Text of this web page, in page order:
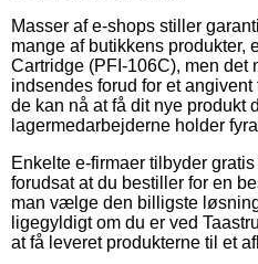
Masser af e-shops stiller
mange af butikkens produkter,
Cartridge (PFI-106C), men det
indsendes forud for et
de kan nå at få dit nye produkt
lagermedarbejderne holder
Enkelte e-firmaer tilbyder
forudsat at du bestiller for en
man vælge den billigste
ligegyldigt om du er ved
at få leveret produkterne til et